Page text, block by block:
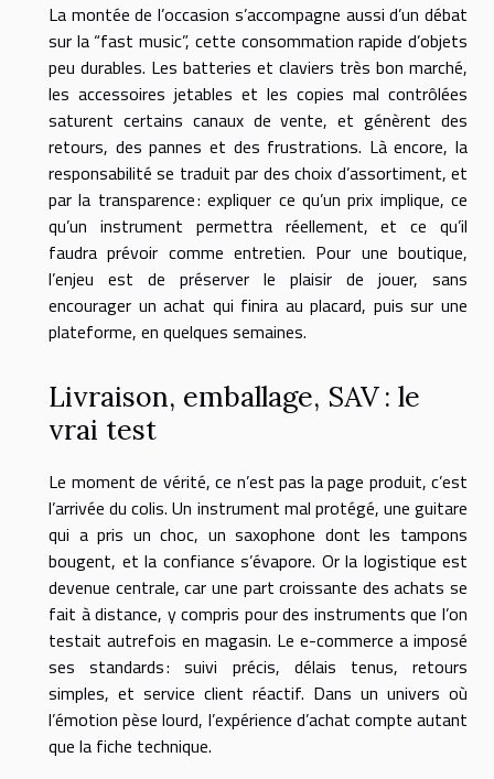
La montée de l’occasion s’accompagne aussi d’un débat
sur la “fast music”, cette consommation rapide d’objets
peu durables. Les batteries et claviers très bon marché,
les accessoires jetables et les copies mal contrôlées
saturent certains canaux de vente, et génèrent des
retours, des pannes et des frustrations. Là encore, la
responsabilité se traduit par des choix d’assortiment, et
par la transparence : expliquer ce qu’un prix implique, ce
qu’un instrument permettra réellement, et ce qu’il
faudra prévoir comme entretien. Pour une boutique,
l’enjeu est de préserver le plaisir de jouer, sans
encourager un achat qui finira au placard, puis sur une
plateforme, en quelques semaines.
Livraison, emballage, SAV : le
vrai test
Le moment de vérité, ce n’est pas la page produit, c’est
l’arrivée du colis. Un instrument mal protégé, une guitare
qui a pris un choc, un saxophone dont les tampons
bougent, et la confiance s’évapore. Or la logistique est
devenue centrale, car une part croissante des achats se
fait à distance, y compris pour des instruments que l’on
testait autrefois en magasin. Le e-commerce a imposé
ses standards : suivi précis, délais tenus, retours
simples, et service client réactif. Dans un univers où
l’émotion pèse lourd, l’expérience d’achat compte autant
que la fiche technique.